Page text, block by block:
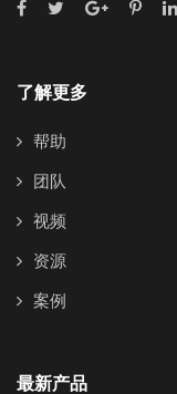
了解更多
帮助
团队
视频
资源
案例
最新产品